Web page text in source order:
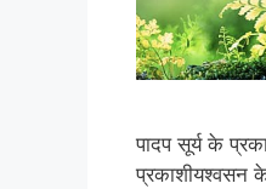
पादप सूर्य के
प्रकाशीयश्वसन